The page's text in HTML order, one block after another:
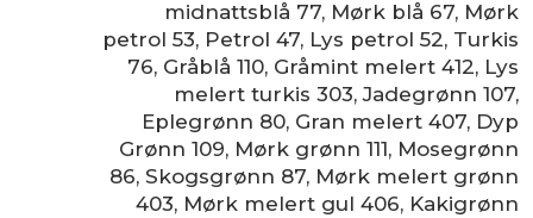
midnattsblå 77, Mørk blå 67, Mørk
petrol 53, Petrol 47, Lys petrol 52, Turkis
76, Gråblå 110, Gråmint melert 412, Lys
melert turkis 303,Jadegrønn 107,
Eplegrønn 80, Gran melert 407, Dyp
Grønn 109, Mørk grønn 111, Mosegrønn
86, Skogsgrønn 87, Mørk melert grønn
403, Mørk melert gul 406, Kakigrønn